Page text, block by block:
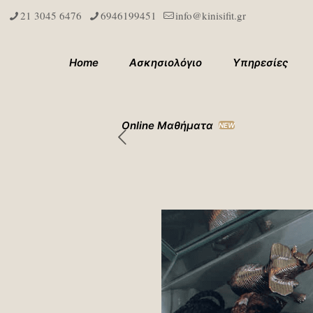
21 3045 6476 6946199451 info@kinisifit.gr
Home Ασκησιολόγιο Υπηρεσίες
Online Μαθήματα NEW